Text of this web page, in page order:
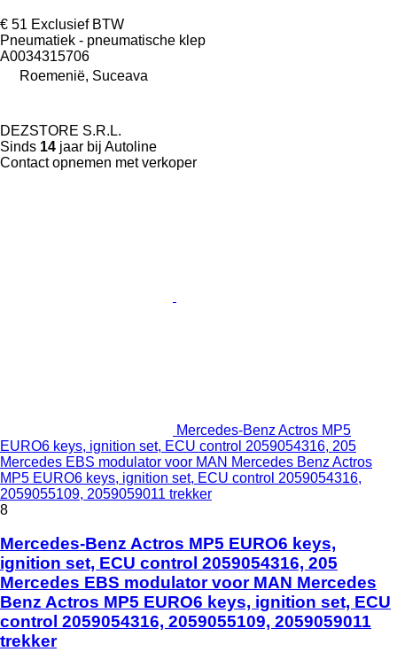
€ 51 Exclusief BTW
Pneumatiek - pneumatische klep
A0034315706
Roemenië, Suceava
DEZSTORE S.R.L.
Sinds 14 jaar bij Autoline
Contact opnemen met verkoper
Mercedes-Benz Actros MP5
EURO6 keys, ignition set, ECU control 2059054316, 205
Mercedes EBS modulator voor MAN Mercedes Benz Actros
MP5 EURO6 keys, ignition set, ECU control 2059054316,
2059055109, 2059059011 trekker
8
Mercedes-Benz Actros MP5 EURO6 keys,
ignition set, ECU control 2059054316, 205
Mercedes EBS modulator voor MAN Mercedes
Benz Actros MP5 EURO6 keys, ignition set, ECU
control 2059054316, 2059055109, 2059059011
trekker